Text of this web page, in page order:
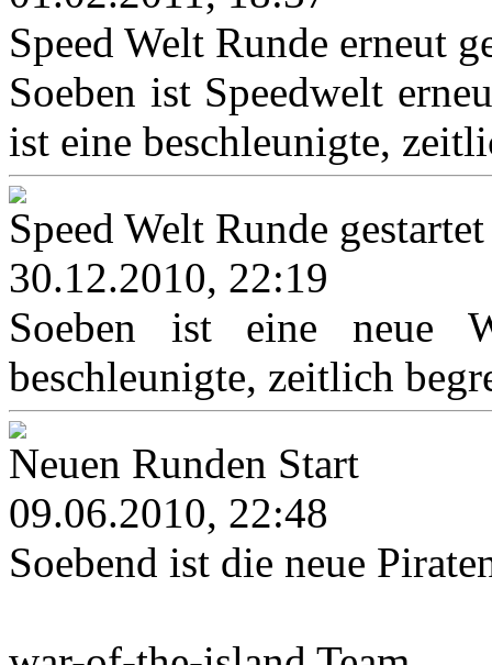
Speed Welt Runde erneut
Soeben ist Speedwelt
ist eine beschleunigte,
Speed Welt Runde gestartet
30.12.2010, 22:19
Soeben ist eine neue
beschleunigte, zeitlich
Neuen Runden Start
09.06.2010, 22:48
Soebend ist die neue